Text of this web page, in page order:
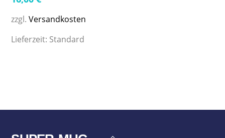
zzgl.Versandkosten
Lieferzeit: Standard